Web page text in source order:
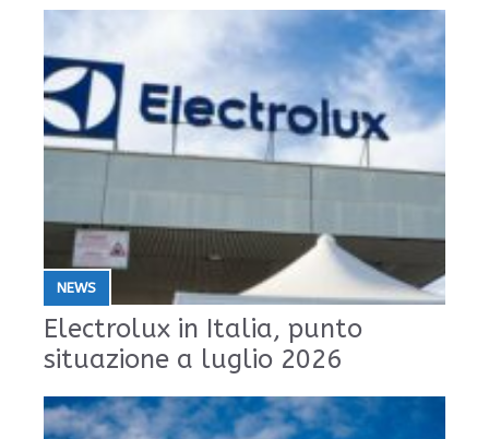
NEWS
Electrolux in Italia, punto
situazione a luglio 2026